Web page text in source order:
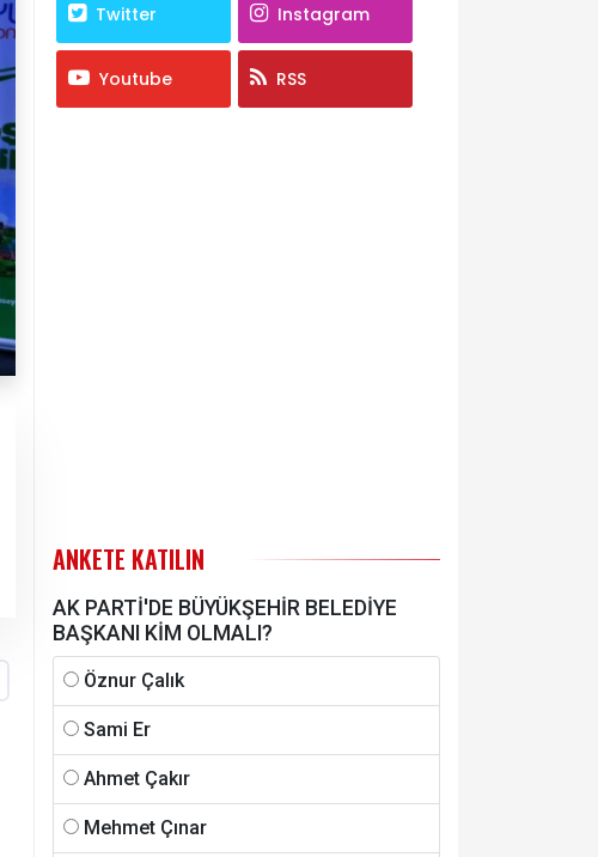
Twitter Instagram
Youtube RSS
ANKETE KATILIN
AK PARTİ'DE BÜYÜKŞEHİR BELEDİYE
BAŞKANI KİM OLMALI?
Öznur Çalık
Sami Er
Ahmet Çakır
Mehmet Çınar